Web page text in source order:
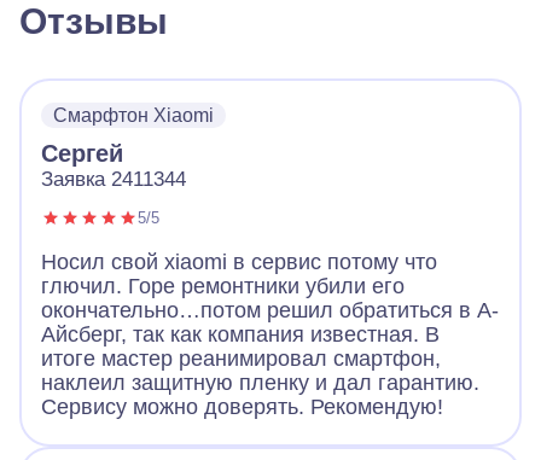
Отзывы
Смарфтон Xiaomi
Сергей
Заявка 2411344
5/5
Носил свой xiaomi в сервис потому что
глючил. Горе ремонтники убили его
окончательно…потом решил обратиться в А-
Айсберг, так как компания известная. В
итоге мастер реанимировал смартфон,
наклеил защитную пленку и дал гарантию.
Сервису можно доверять. Рекомендую!